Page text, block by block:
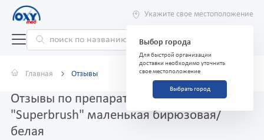
Укажите свое местоположение
Выбор города
Для быстрой организации
доставки необходимо уточнить
свое местоположение
Выбрать город
Главная Отзывы
Отзывы по препарату Расческа
"Superbrush" маленькая бирюзовая/
белая